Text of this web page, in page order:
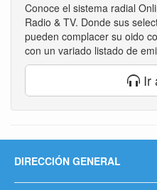
Conoce el sistema radial
Radio & TV. Donde sus
pueden complacer su oido
con un variado listado de
Ir
DIRECCIÓN GENERAL